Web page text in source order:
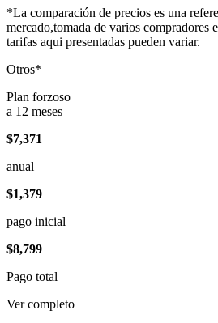
*La comparación de precios es una
mercado,tomada de varios compradores
tarifas aqui presentadas pueden variar.
Otros*
Plan forzoso
a 12 meses
$7,371
anual
$1,379
pago inicial
$8,799
Pago total
Ver completo